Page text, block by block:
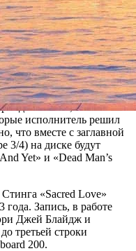
Ship». На ее выпуск
мюзиклом.
состоится на
будут
на родине исполнителя.
на
Last Ship» войдут песни,
— как те, что
исполнитель решил
что вместе с заглавной
3/4) на диске будут
Yet» и «Dead Man’s
«Sacred Love»
года. Запись, в работе
Джей Блайдж и
третьей строки
200.